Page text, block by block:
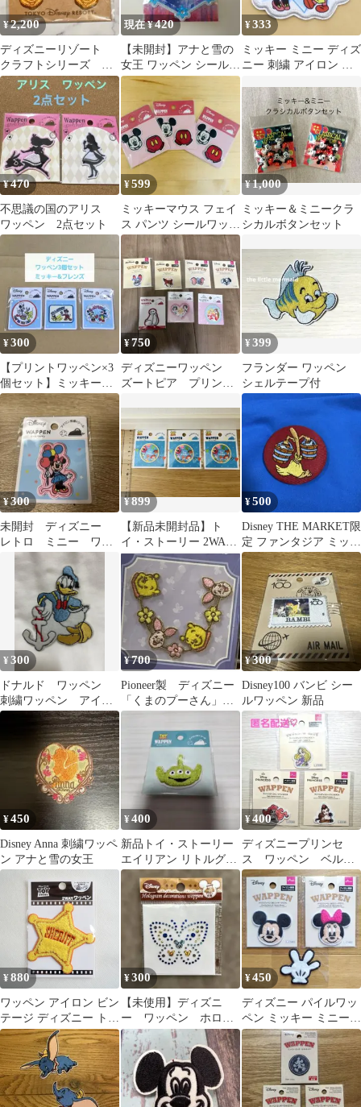
¥2,200
ディズニーリゾート
クラフトシリーズ ワ
ッペン
現在 ¥420
【未開封】アナと雪の
女王 ワッペン シール
アイロン
¥333
ミッキー ミニー ディズ
ニー 刺繍 アイロン ワ
53
¥470
不思議の国のアリス
ワッペン 2点セット
¥599
ミッキーマウス フェイ
ス パンツ シールワッペ
ン 3セット
¥1,000
ミッキー＆ミニークラ
シカルボタンセット
¥300
【プリントワッペン×3
個セット】ミッキー&
フレンズ、ディズニー
¥750
ディズニーワッペン
ズートピア プリンセ
¥399
フランダー ワッペン
シェルテープ付
¥300
未開封 ディズニー
レトロ ミニー ワッ
ペン シールワッペン
¥899
【新品未開封品】ト
イ・ストーリー 2WAY
ワッペン 3枚セット ◡̈♥︎
¥500
Disney THE MARKET限
定 ファンタジア ミッキ
ー刺繍缶バッチ
¥300
ドナルド ワッペン
刺繍ワッペン アイロ
ンワッペン ディズニ
¥700
Pioneer製 ディズニー
「くまのプーさん」ラ
インワッペン
¥300
Disney100 バンビ シー
ルワッペン 新品
¥450
Disney Anna 刺繍ワッペ
ン アナと雪の女王
¥400
新品トイ・ストーリー
エイリアン リトルグリ
ーンメン もこもこワッ
ペン
¥400
ディズニープリンセ
ス ワッペン ベル
アリエル ラプンツェ
ル 刺繍 アイロン接
着
¥880
ワッペン アイロン ビン
テージ ディズニー トイ
ストーリー ウッディ 保
安官 バッジ サガラ シ
ール D01Y2954 ぬいぐ
るみ ガチャ
¥300
【未使用】ディズニ
ー ワッペン ホログ
ラム ちょうちょ柄
¥450
ディズニー パイルワッ
ペン ミッキー ミニー
手 3点セット